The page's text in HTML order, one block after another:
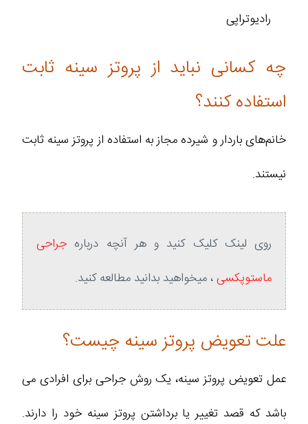
رادیوتراپی
چه کسانی نباید از پروتز سینه ثابت
استفاده کنند؟
خانم‌های باردار و شیرده مجاز به استفاده از پروتز سینه ثابت
نیستند.
روی لینک کلیک کنید و هر آنچه درباره جراحی
ماستوپکسی، میخواهید بدانید مطالعه کنید.
علت تعویض پروتز سینه چیست؟
عمل تعویض پروتز سینه، یک روش جراحی برای افرادی می
باشد که قصد تغییر یا برداشتن پروتز سینه خود را دارند.